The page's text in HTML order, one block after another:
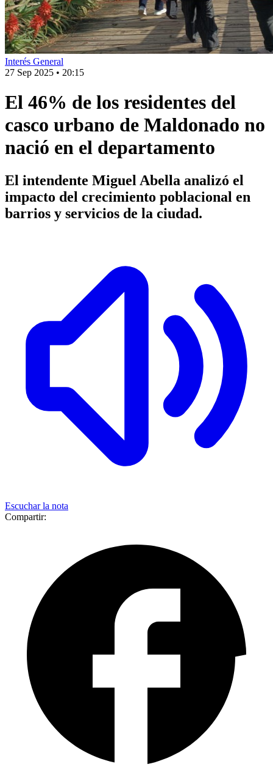
Interés General
27 Sep 2025 • 20:15
El 46% de los residentes del
casco urbano de Maldonado no
nació en el departamento
El intendente Miguel Abella analizó el
impacto del crecimiento poblacional en
barrios y servicios de la ciudad.
Escuchar la nota
Compartir: